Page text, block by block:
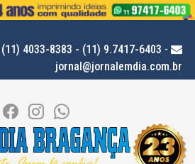
(11) 4033-8383 - (11) 9.7417-6403 -
jornal@jornalemdia.com.br